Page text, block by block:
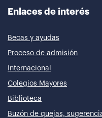
Enlaces de interés
Becas y ayudas
Proceso de admisión
Internacional
Colegios Mayores
Biblioteca
Buzón de quejas,